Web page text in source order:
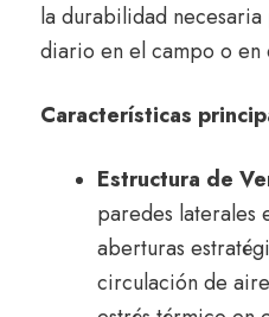
la durabilidad
diario en el campo o
Características
Estructura de
paredes laterales
aberturas
circulación de